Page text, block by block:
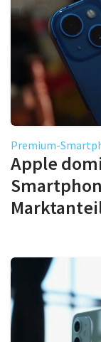
Premium-
Apple